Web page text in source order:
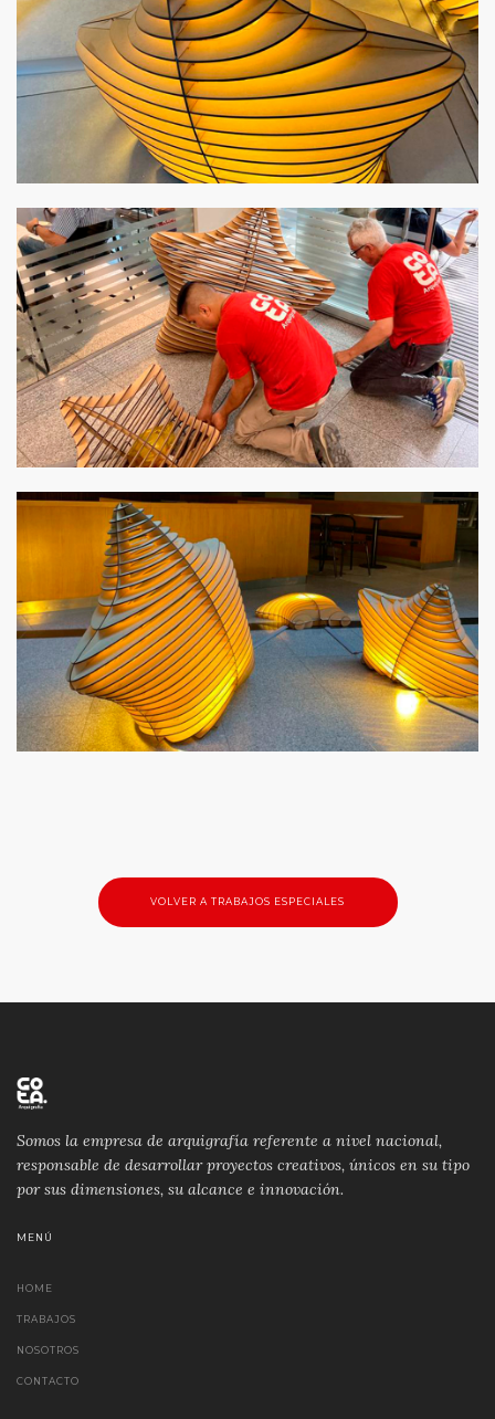
VOLVER A TRABAJOS ESPECIALES
Somos la empresa de arquigrafía referente a nivel nacional,
responsable de desarrollar proyectos creativos, únicos en su tipo
por sus dimensiones, su alcance e innovación.
MENÚ
HOME
TRABAJOS
NOSOTROS
CONTACTO